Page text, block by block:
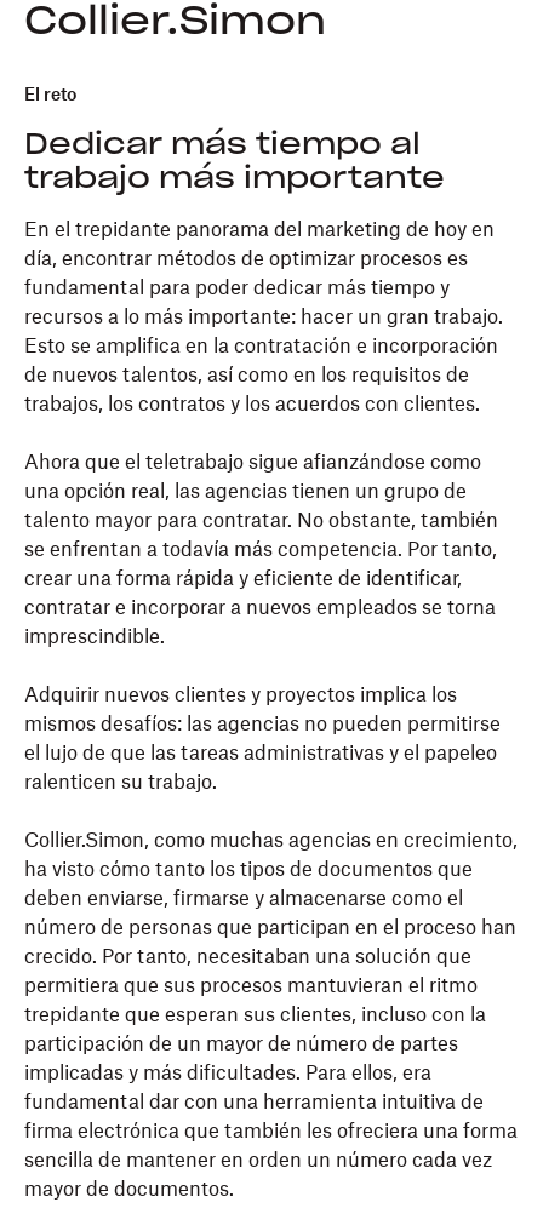
Collier.Simon
El reto
Dedicar más tiempo al
trabajo más importante
En el trepidante panorama del marketing de hoy en
día, encontrar métodos de optimizar procesos es
fundamental para poder dedicar más tiempo y
recursos a lo más importante: hacer un gran trabajo.
Esto se amplifica en la contratación e incorporación
de nuevos talentos, así como en los requisitos de
trabajos, los contratos y los acuerdos con clientes.
Ahora que el teletrabajo sigue afianzándose como
una opción real, las agencias tienen un grupo de
talento mayor para contratar. No obstante, también
se enfrentan a todavía más competencia. Por tanto,
crear una forma rápida y eficiente de identificar,
contratar e incorporar a nuevos empleados se torna
imprescindible.
Adquirir nuevos clientes y proyectos implica los
mismos desafíos: las agencias no pueden permitirse
el lujo de que las tareas administrativas y el papeleo
ralenticen su trabajo.
Collier.Simon, como muchas agencias en crecimiento,
ha visto cómo tanto los tipos de documentos que
deben enviarse, firmarse y almacenarse como el
número de personas que participan en el proceso han
crecido. Por tanto, necesitaban una solución que
permitiera que sus procesos mantuvieran el ritmo
trepidante que esperan sus clientes, incluso con la
participación de un mayor de número de partes
implicadas y más dificultades. Para ellos, era
fundamental dar con una herramienta intuitiva de
firma electrónica que también les ofreciera una forma
sencilla de mantener en orden un número cada vez
mayor de documentos.